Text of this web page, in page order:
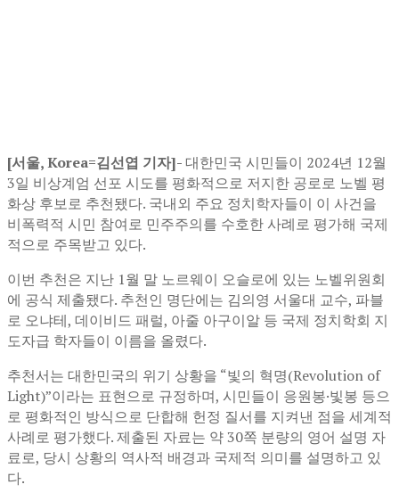
[서울, Korea=김선엽 기자]-대한민국 시민들이 2024년 12월
3일 비상계엄 선포 시도를 평화적으로 저지한 공로로 노벨 평
화상 후보로 추천됐다. 국내외 주요 정치학자들이 이 사건을
비폭력적 시민 참여로 민주주의를 수호한 사례로 평가해 국제
적으로 주목받고 있다.
이번 추천은 지난 1월 말 노르웨이 오슬로에 있는 노벨위원회
에 공식 제출됐다. 추천인 명단에는 김의영 서울대 교수, 파블
로 오냐테, 데이비드 패럴, 아줄 아구이알 등 국제 정치학회 지
도자급 학자들이 이름을 올렸다.
추천서는 대한민국의 위기 상황을 “빛의 혁명(Revolution of
Light)”이라는 표현으로 규정하며, 시민들이 응원봉·빛봉 등으
로 평화적인 방식으로 단합해 헌정 질서를 지켜낸 점을 세계적
사례로 평가했다. 제출된 자료는 약 30쪽 분량의 영어 설명 자
료로, 당시 상황의 역사적 배경과 국제적 의미를 설명하고 있
다.